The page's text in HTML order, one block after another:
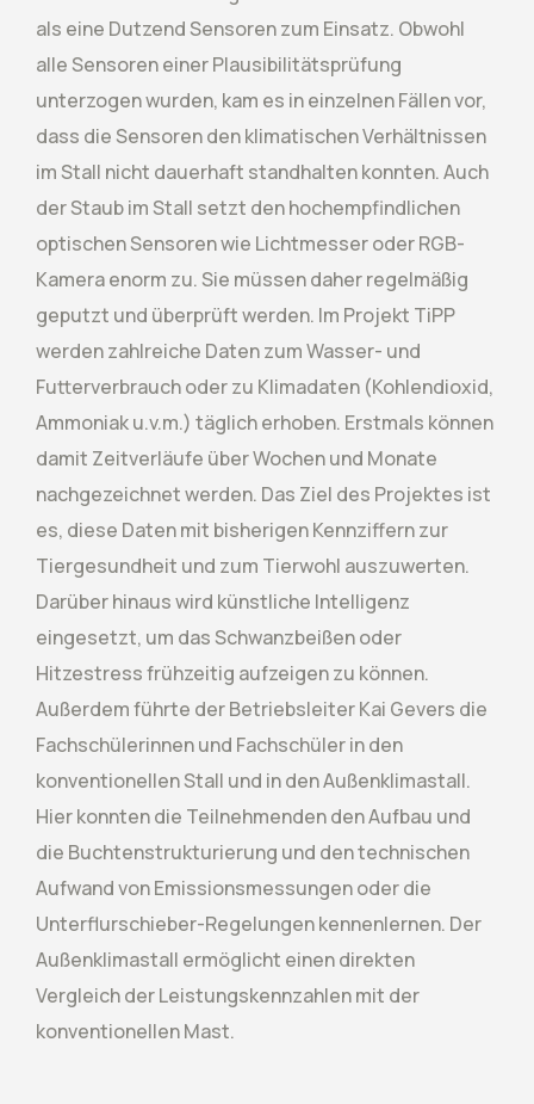
als eine Dutzend Sensoren zum Einsatz. Obwohl
alle Sensoren einer Plausibilitätsprüfung
unterzogen wurden, kam es in einzelnen Fällen vor,
dass die Sensoren den klimatischen Verhältnissen
im Stall nicht dauerhaft standhalten konnten. Auch
der Staub im Stall setzt den hochempfindlichen
optischen Sensoren wie Lichtmesser oder RGB-
Kamera enorm zu. Sie müssen daher regelmäßig
geputzt und überprüft werden. Im Projekt TiPP
werden zahlreiche Daten zum Wasser- und
Futterverbrauch oder zu Klimadaten (Kohlendioxid,
Ammoniak u.v.m.) täglich erhoben. Erstmals können
damit Zeitverläufe über Wochen und Monate
nachgezeichnet werden. Das Ziel des Projektes ist
es, diese Daten mit bisherigen Kennziffern zur
Tiergesundheit und zum Tierwohl auszuwerten.
Darüber hinaus wird künstliche Intelligenz
eingesetzt, um das Schwanzbeißen oder
Hitzestress frühzeitig aufzeigen zu können.
Außerdem führte der Betriebsleiter Kai Gevers die
Fachschülerinnen und Fachschüler in den
konventionellen Stall und in den Außenklimastall.
Hier konnten die Teilnehmenden den Aufbau und
die Buchtenstrukturierung und den technischen
Aufwand von Emissionsmessungen oder die
Unterflurschieber-Regelungen kennenlernen. Der
Außenklimastall ermöglicht einen direkten
Vergleich der Leistungskennzahlen mit der
konventionellen Mast.